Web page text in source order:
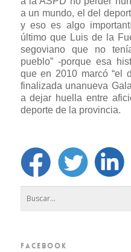
a un mundo, el del
y eso es algo
último que Luis de la
segoviano que no
pueblo” -porque esa
que en 2010 marcó “el
finalizada unanueva
a dejar huella entre
deporte de la provincia.
FACEBOOK